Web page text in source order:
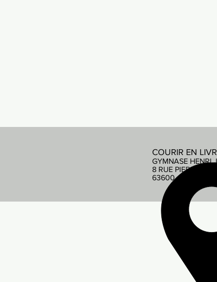
COURIR EN
GYMNASE HENRI
8 RUE PIERRE DE
63600 AMBERT